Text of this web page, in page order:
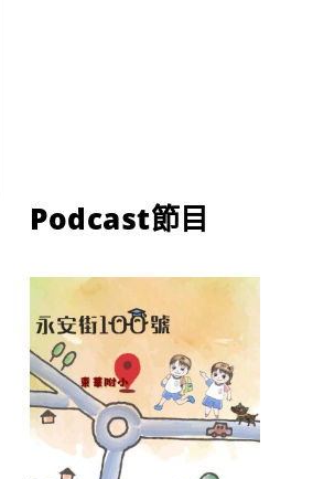
Podcast節目